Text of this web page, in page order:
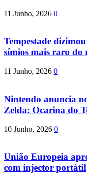
11 Junho, 2026 0
Tempestade
símios mais raro do
11 Junho, 2026 0
Nintendo anuncia
Zelda: Ocarina do
10 Junho, 2026 0
União Europeia
com injector portátil